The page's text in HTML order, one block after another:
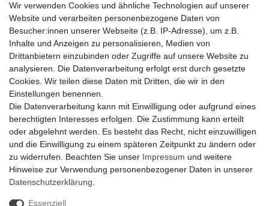
Vertrag widerrufen Kontakt
© Copyright 2026 Ripos24| Alle Rechte vorbehalten.
Wir verwenden Cookies und ähnliche Technologien auf unserer
Website und verarbeiten personenbezogene Daten von
Besucher:innen unserer Webseite (z.B. IP-Adresse), um z.B.
Inhalte und Anzeigen zu personalisieren, Medien von
Drittanbietern einzubinden oder Zugriffe auf unsere Website zu
analysieren. Die Datenverarbeitung erfolgt erst durch gesetzte
Cookies. Wir teilen diese Daten mit Dritten, die wir in den
Einstellungen benennen.
Die Datenverarbeitung kann mit Einwilligung oder aufgrund eines
berechtigten Interesses erfolgen. Die Zustimmung kann erteilt
oder abgelehnt werden. Es besteht das Recht, nicht einzuwilligen
und die Einwilligung zu einem späteren Zeitpunkt zu ändern oder
zu widerrufen. Beachten Sie unser Impressum und weitere
Hinweise zur Verwendung personenbezogener Daten in unserer
Daten­schutz­erklärung
Essenziell